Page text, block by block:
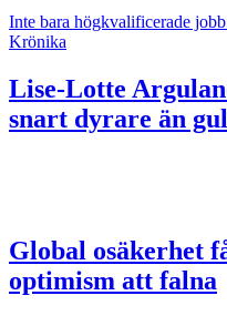
Inte bara högkvalificerade
Krönika
Lise-Lotte
snart dyrare än
Global osäkerhet
optimism att falna